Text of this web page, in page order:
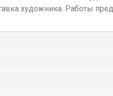
художника. Работы